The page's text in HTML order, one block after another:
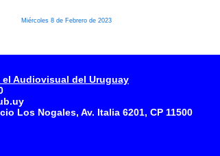
Miércoles 8 de Febrero de 2023
Audiovisual del Uruguay
Los Nogales, Av. Italia 6201, CP 11500